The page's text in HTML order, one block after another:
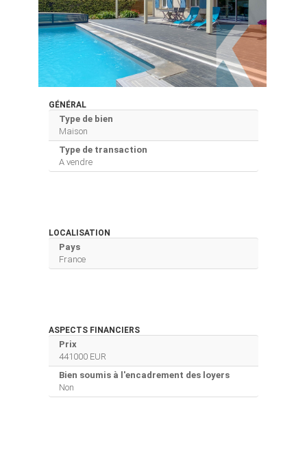
GÉNÉRAL
Type de bien
Maison
Type de transaction
A vendre
LOCALISATION
Pays
France
ASPECTS FINANCIERS
Prix
441000 EUR
Bien soumis à l'encadrement des loyers
Non